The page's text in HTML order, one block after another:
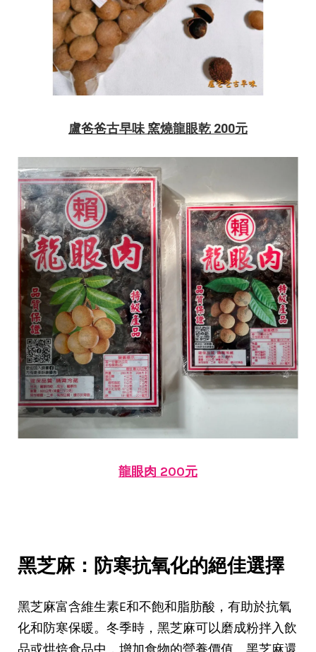
盧爸爸古早味 窯燒龍眼乾 200元
龍眼肉 200元
黑芝麻：防寒抗氧化的絕佳選擇
黑芝麻富含維生素E和不飽和脂肪酸，有助於抗氧
化和防寒保暖。冬季時，黑芝麻可以磨成粉拌入飲